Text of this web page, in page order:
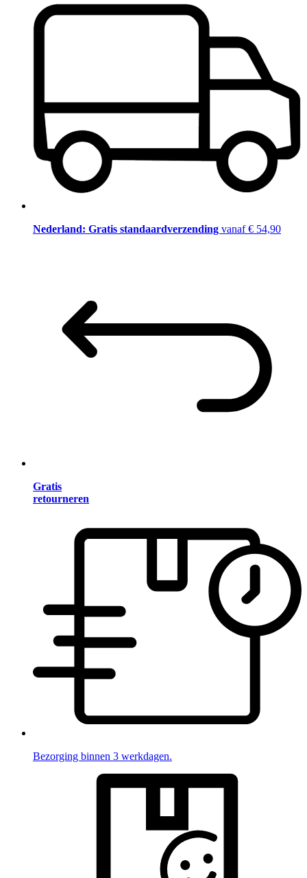
Nederland: Gratis standaardverzending vanaf € 54,90
Gratis
retourneren
Bezorging binnen 3 werkdagen.